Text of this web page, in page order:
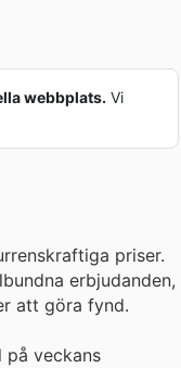
webbplats. Vi
priser.
erbjudanden,
att göra fynd.
på veckans